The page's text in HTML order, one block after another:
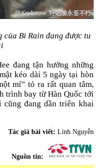
của Bi Rain đang được tu
đang tận hưởng những
kéo dài 5 ngày tại hòn
mí” tỏ ra rất quan tâm,
trình bay từ Hàn Quốc tới
cũng đang dần triển khai
Tác giả bài viết: Linh Nguyễn
Nguồn tin: